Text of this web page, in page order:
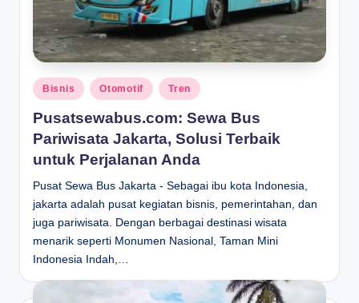
Posted
in
Bisnis Otomotif Tren
Pusatsewabus.com: Sewa Bus
Pariwisata Jakarta, Solusi Terbaik
untuk Perjalanan Anda
Pusat Sewa Bus Jakarta - Sebagai ibu kota Indonesia,
jakarta adalah pusat kegiatan bisnis, pemerintahan, dan
juga pariwisata. Dengan berbagai destinasi wisata
menarik seperti Monumen Nasional, Taman Mini
Indonesia Indah,…